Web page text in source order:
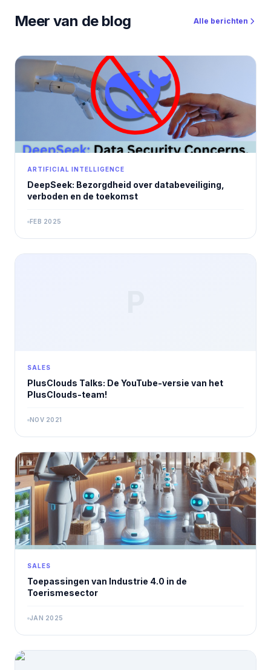
Meer van de blog Alle berichten
ARTIFICIAL INTELLIGENCE
DeepSeek: Bezorgdheid over databeveiliging,
verboden en de toekomst
FEB 2025
SALES
PlusClouds Talks: De YouTube-versie van het
PlusClouds-team!
NOV 2021
SALES
Toepassingen van Industrie 4.0 in de
Toerismesector
JAN 2025